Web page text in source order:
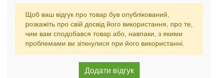
Щоб ваш відгук про товар був опублікований,
розкажіть про свій досвід його використання, про те,
чим вам сподобався товар або, навпаки, з якими
проблемами ви зіткнулися при його використанні.